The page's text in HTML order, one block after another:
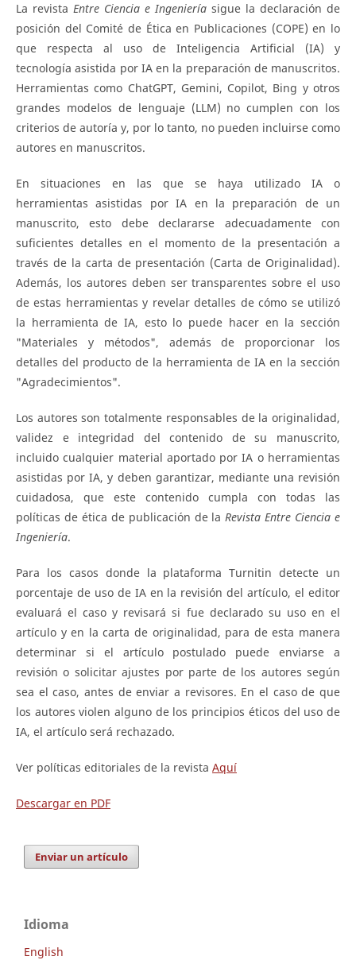
La revista Entre Ciencia e Ingeniería sigue la declaración de
posición del Comité de Ética en Publicaciones (COPE) en lo
que respecta al uso de Inteligencia Artificial (IA) y
tecnología asistida por IA en la preparación de manuscritos.
Herramientas como ChatGPT, Gemini, Copilot, Bing y otros
grandes modelos de lenguaje (LLM) no cumplen con los
criterios de autoría y, por lo tanto, no pueden incluirse como
autores en manuscritos.
En situaciones en las que se haya utilizado IA o
herramientas asistidas por IA en la preparación de un
manuscrito, esto debe declararse adecuadamente con
suficientes detalles en el momento de la presentación a
través de la carta de presentación (Carta de Originalidad).
Además, los autores deben ser transparentes sobre el uso
de estas herramientas y revelar detalles de cómo se utilizó
la herramienta de IA, esto lo puede hacer en la sección
"Materiales y métodos", además de proporcionar los
detalles del producto de la herramienta de IA en la sección
"Agradecimientos".
Los autores son totalmente responsables de la originalidad,
validez e integridad del contenido de su manuscrito,
incluido cualquier material aportado por IA o herramientas
asistidas por IA, y deben garantizar, mediante una revisión
cuidadosa, que este contenido cumpla con todas las
políticas de ética de publicación de laRevista Entre Ciencia e
Ingeniería.
Para los casos donde la plataforma Turnitin detecte un
porcentaje de uso de IA en la revisión del artículo, el editor
evaluará el caso y revisará si fue declarado su uso en el
artículo y en la carta de originalidad, para de esta manera
determinar si el artículo postulado puede enviarse a
revisión o solicitar ajustes por parte de los autores según
sea el caso, antes de enviar a revisores. En el caso de que
los autores violen alguno de los principios éticos del uso de
IA, el artículo será rechazado.
Ver políticas editoriales de la revista Aquí
Descargar en PDF
Enviar un artículo
Idioma
English